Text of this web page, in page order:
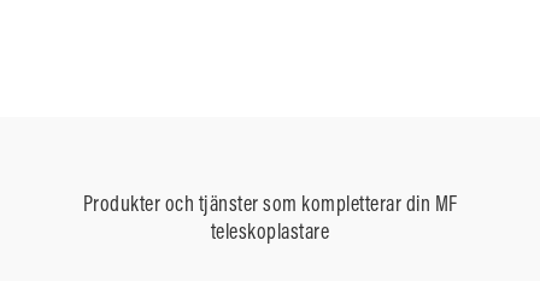
Produkter och tjänster som kompletterar din MF
teleskoplastare